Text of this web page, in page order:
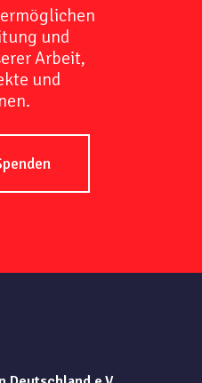
und
Arbeit,
und